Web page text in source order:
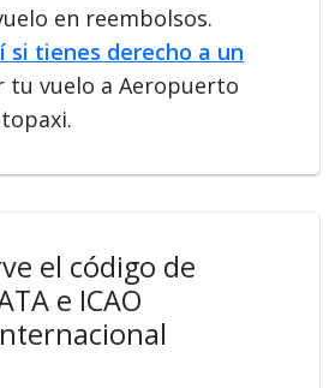
en reembolsos.
si tienes derecho a un
vuelo a Aeropuerto
el código de
e ICAO